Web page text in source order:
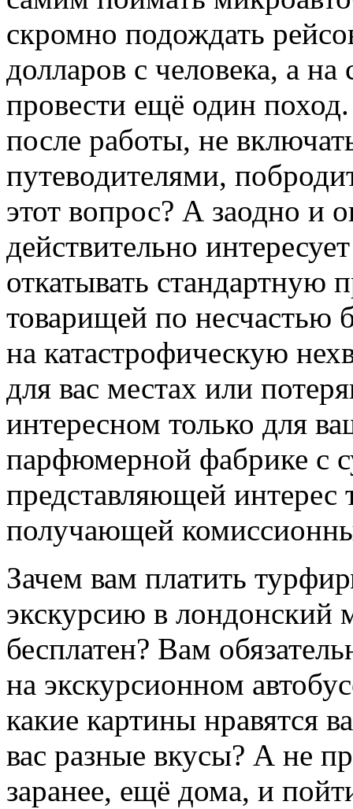
скромно подождать
долларов с человека, а
провести ещё один
после работы, не
путеводителями,
этот вопрос? А заодно и
действительно
откатывать
товарищей по несчастью
на катастрофическую
для вас местах или
интересном только для
парфюмерной фабрике с
представляющей
получающей
Зачем вам платить
экскурсию в лондонский
бесплатен? Вам
на экскурсионном
какие картины нравятся
вас разные вкусы? А не
заранее, ещё дома, и